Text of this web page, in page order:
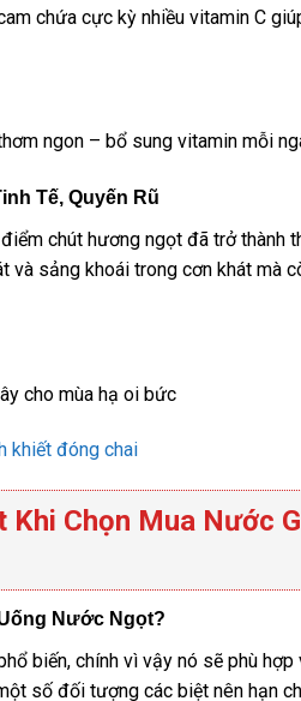
chứa cực kỳ nhiều vitamin C
ngon – bổ sung vitamin mỗi
Tế, Quyến Rũ
chút hương ngọt đã trở thành
và sảng khoái trong cơn khát mà
cho mùa hạ oi bức
khiết đóng chai
Khi Chọn Mua Nước
Nước Ngọt?
biến, chính vì vậy nó sẽ phù
số đối tượng các biệt nên hạn